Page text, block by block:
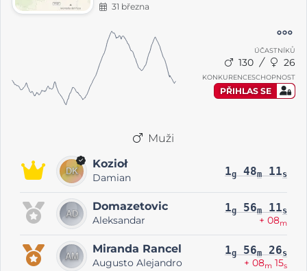
31 března
ÚČASTNÍKŮ
130 26
KONKURENCESCHOPNOST
PŘIHLAS SE
Muži
Kozioł
Damian 1g 48m 11s
Domazetovic
Aleksandar
1g 56m 11s
+ 08m
Miranda Rancel
Augusto Alejandro
1g 56m 26s
+ 08m 15s